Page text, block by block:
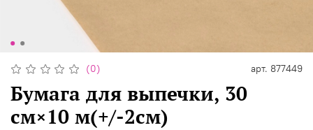
(0) арт. 877449
Бумага для выпечки, 30
см×10 м(+/-2см)